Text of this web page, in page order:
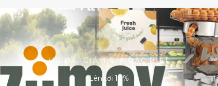
ƯU ĐÃI GIẢM GIÁ ĐẶC BIỆT
Lên tới 10%